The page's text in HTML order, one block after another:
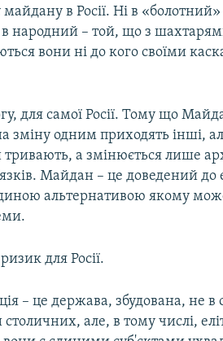
в Росії. Ні в
народний – той, що з
вони ні до кого своїми
для самої Росії. Тому що
зміну одним приходять інші,
тривають, а змінюється лише
Майдан – це доведений до
альтернативою якому
для Росії.
– це держава, збудована, не в
столичних, але, в тому числі,